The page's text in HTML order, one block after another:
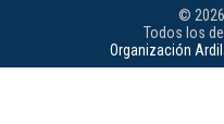
©
Todos los
Organización